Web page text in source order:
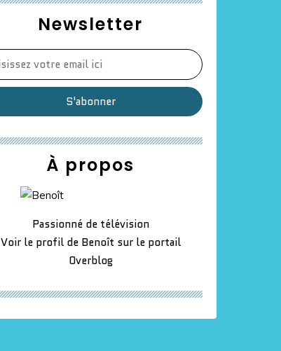
Newsletter
À propos
Passionné de télévision
Voir le profil de Benoît sur le portail
Overblog